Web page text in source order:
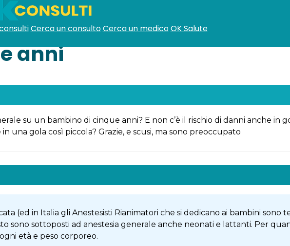
Cerca un consultoCerca un medicoOK Salute
anni
su un bambino di cinque anni? E non c’è il rischio di danni anche in
una gola così piccola? Grazie, e scusi, ma sono preoccupato
(ed in Italia gli Anestesisti Rianimatori che si dedicano ai bambini sono
sono sottoposti ad anestesia generale anche neonati e lattanti. Per
età e peso corporeo.